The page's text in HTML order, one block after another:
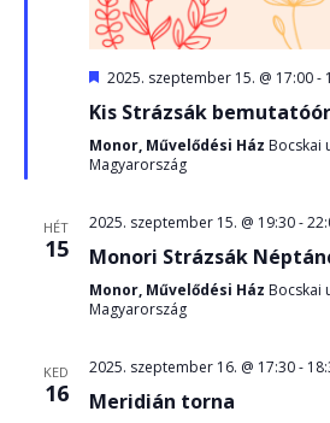
Kiemelt
2025. szeptember 15. @ 17:00-
Kis Strázsák
Monor, Művelődési Ház Bocskai
Magyarország
HÉT
15
2025. szeptember 15. @ 19:30-
Monori Strázsák
Monor, Művelődési Ház Bocskai
Magyarország
KED
16
2025. szeptember 16. @ 17:30-
Meridián torna